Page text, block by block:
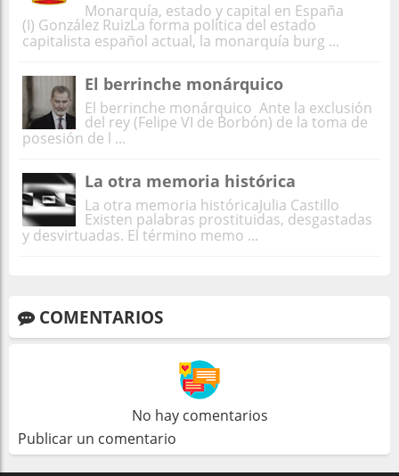
Monarquía, estado y capital en España
(I) González RuizLa forma política del estado
capitalista español actual, la monarquía burg ...
El berrinche monárquico
El berrinche monárquico Ante la exclusión
del rey (Felipe VI de Borbón) de la toma de
posesión de l ...
La otra memoria histórica
La otra memoria históricaJulia Castillo
Existen palabras prostituidas, desgastadas
y desvirtuadas. El término memo ...
COMENTARIOS
No hay comentarios
Publicar un comentario